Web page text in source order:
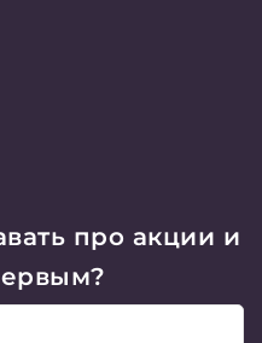
про акции и